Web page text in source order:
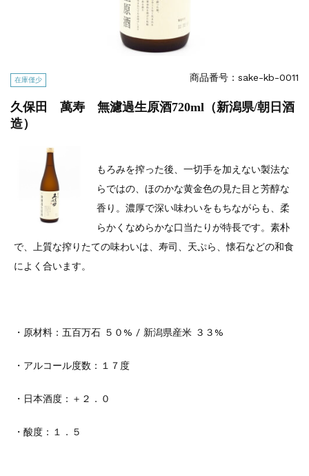
在庫僅少 商品番号：sake-kb-0011
久保田 萬寿 無濾過生原酒720ml（新潟県/朝日酒
造）
もろみを搾った後、一切手を加えない製法な
らではの、ほのかな黄金色の見た目と芳醇な
香り。濃厚で深い味わいをもちながらも、柔
らかくなめらかな口当たりが特長です。素朴
で、上質な搾りたての味わいは、寿司、天ぷら、懐石などの和食
によく合います。
・原材料： 五百万石 ５０% / 新潟県産米 ３３%
・アルコール度数：１７度
・日本酒度：＋２．０
・酸度：１．５